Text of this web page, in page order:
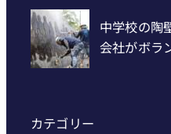
カテゴリー